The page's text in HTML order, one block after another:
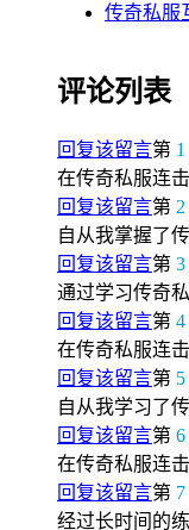
传奇私服
评论列表
回复该留言第 1
在传奇私服连
回复该留言第 2
自从我掌握了
回复该留言第 3
通过学习传奇
回复该留言第 4
在传奇私服连
回复该留言第 5
自从我学习了
回复该留言第 6
在传奇私服连
回复该留言第 7
经过长时间的